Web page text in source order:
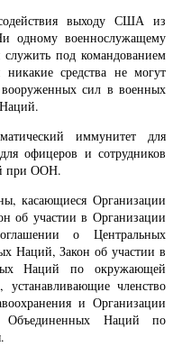
выходу США из
одному военнослужащему
под командованием
средства не могут
вооруженных сил в военных
иммунитет для
офицеров и сотрудников
при ООН.
касающиеся Организации
об участии в Организации
о Центральных
Наций, Закон об участии в
Наций по окружающей
членство
и Организации
Объединенных Наций по